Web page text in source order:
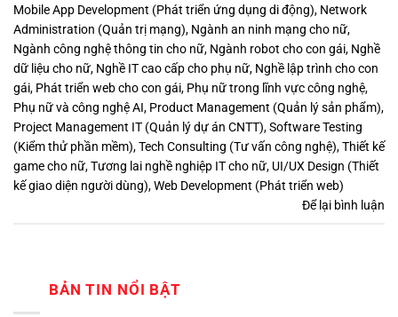
Mobile App Development (Phát triển ứng dụng di động), Network
Administration (Quản trị mạng), Ngành an ninh mạng cho nữ,
Ngành công nghệ thông tin cho nữ, Ngành robot cho con gái, Nghề
dữ liệu cho nữ, Nghề IT cao cấp cho phụ nữ, Nghề lập trình cho con
gái, Phát triển web cho con gái, Phụ nữ trong lĩnh vực công nghệ,
Phụ nữ và công nghệ AI, Product Management (Quản lý sản phẩm),
Project Management IT (Quản lý dự án CNTT),Software Testing
(Kiểm thử phần mềm),Tech Consulting (Tư vấn công nghệ),Thiết kế
game cho nữ,Tương lai nghề nghiệp IT cho nữ, UI/UX Design (Thiết
kế giao diện người dùng),Web Development (Phát triển web)
Để lại bình luận
BẢN TIN NỔI BẬT